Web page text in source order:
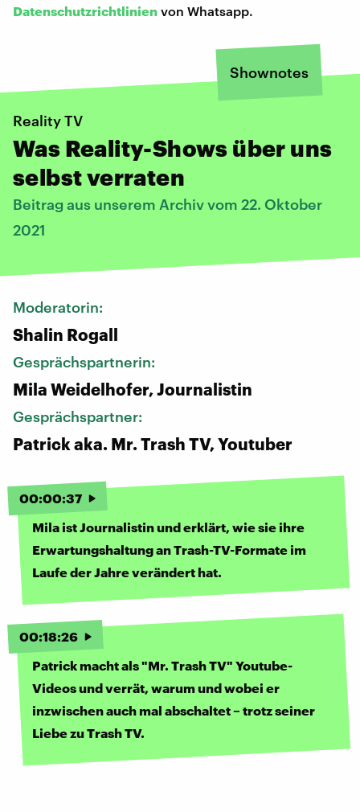
Datenschutzrichtlinien von Whatsapp.
Shownotes
Reality TV
Was Reality-Shows über uns
selbst verraten
Beitrag aus unserem Archiv vom 22. Oktober
2021
Moderatorin:
Shalin Rogall
Gesprächspartnerin:
Mila Weidelhofer, Journalistin
Gesprächspartner:
Patrick aka. Mr. Trash TV, Youtuber
00:00:37
Mila ist Journalistin und erklärt, wie sie ihre
Erwartungshaltung an Trash-TV-Formate im
Laufe der Jahre verändert hat.
00:18:26
Patrick macht als "Mr. Trash TV" Youtube-
Videos und verrät, warum und wobei er
inzwischen auch mal abschaltet – trotz seiner
Liebe zu Trash TV.